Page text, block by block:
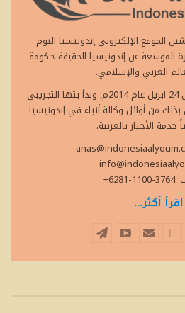
الموقع الإلكتروني إندونيسيا اليوم
الموسعة عن إندونيسيا الحقيقة حكومة
العربي والإسلامي.
وتأسس إندونيسيا اليوم في 24 ابريل عام 2014م, وبدأ بثها التجريبي
لتكون بذلك من أوائل وكالة أنباء في إندونيسيا
خدمة الأخبار بالعربية.
اقرأ أكثر...